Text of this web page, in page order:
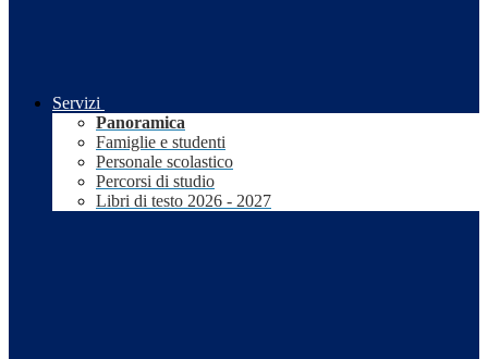
Servizi
Panoramica
Famiglie e studenti
Personale scolastico
Percorsi di studio
Libri di testo 2026 - 2027